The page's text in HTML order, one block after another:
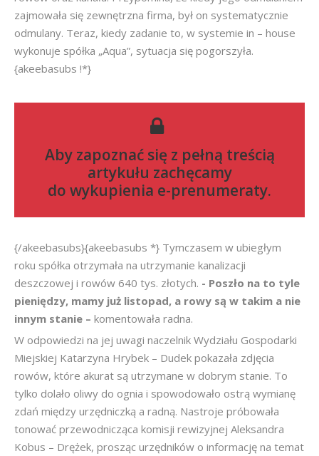
zajmowała się zewnętrzna firma, był on systematycznie
odmulany. Teraz, kiedy zadanie to, w systemie in – house
wykonuje spółka „Aqua”, sytuacja się pogorszyła.
{akeebasubs !*}
Aby zapoznać się z pełną treścią
artykułu zachęcamy
do wykupienia e-prenumeraty.
{/akeebasubs}{akeebasubs *} Tymczasem w ubiegłym
roku spółka otrzymała na utrzymanie kanalizacji
deszczowej i rowów 640 tys. złotych. - Poszło na to tyle
pieniędzy, mamy już listopad, a rowy są w takim a nie
innym stanie – komentowała radna.
W odpowiedzi na jej uwagi naczelnik Wydziału Gospodarki
Miejskiej Katarzyna Hrybek – Dudek pokazała zdjęcia
rowów, które akurat są utrzymane w dobrym stanie. To
tylko dolało oliwy do ognia i spowodowało ostrą wymianę
zdań między urzędniczką a radną. Nastroje próbowała
tonować przewodnicząca komisji rewizyjnej Aleksandra
Kobus – Drężek, prosząc urzędników o informację na temat